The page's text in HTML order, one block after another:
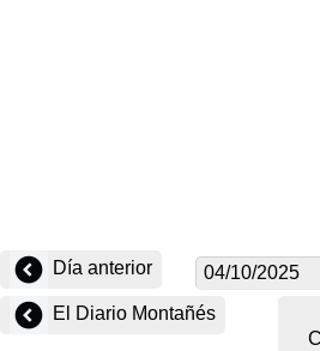
Día anterior
El Diario Montañés